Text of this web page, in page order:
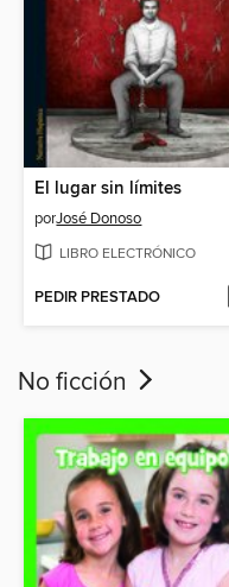
El lugar sin límites
porJosé Donoso
LIBRO ELECTRÓNICO
PEDIR PRESTADO
No ficción